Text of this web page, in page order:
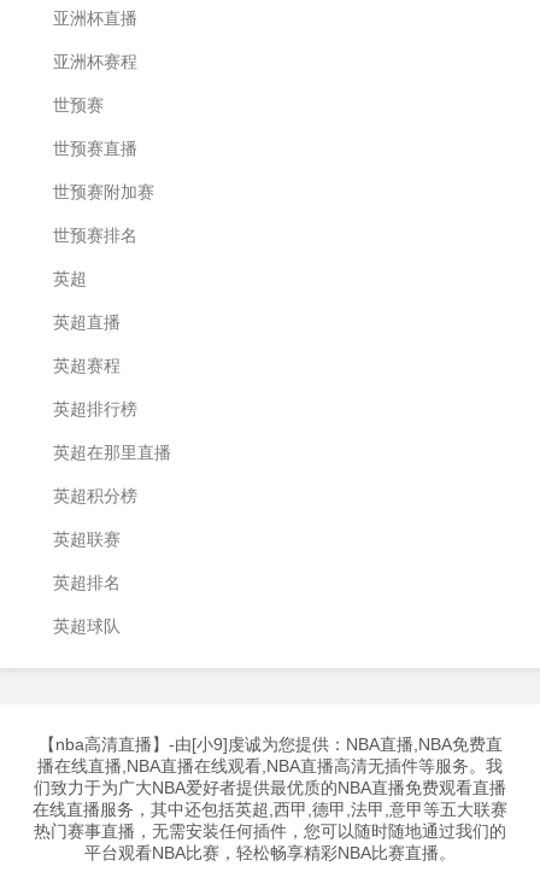
亚洲杯直播
亚洲杯赛程
世预赛
世预赛直播
世预赛附加赛
世预赛排名
英超
英超直播
英超赛程
英超排行榜
英超在那里直播
英超积分榜
英超联赛
英超排名
英超球队
【nba高清直播】-由[小9]虔诚为您提供：NBA直播,NBA免费直
播在线直播,NBA直播在线观看,NBA直播高清无插件等服务。我
们致力于为广大NBA爱好者提供最优质的NBA直播免费观看直播
在线直播服务，其中还包括英超,西甲,德甲,法甲,意甲等五大联赛
热门赛事直播，无需安装任何插件，您可以随时随地通过我们的
平台观看NBA比赛，轻松畅享精彩NBA比赛直播。